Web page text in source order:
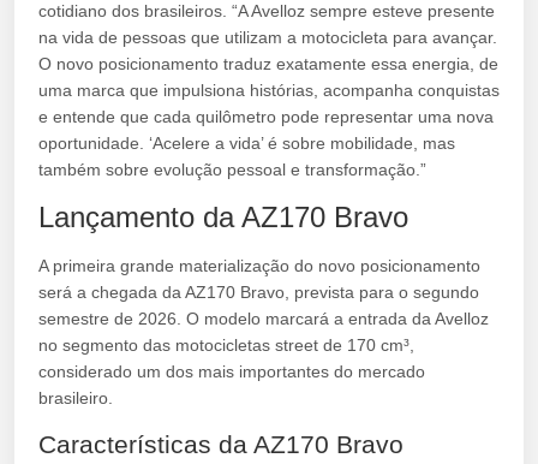
cotidiano dos brasileiros. “A Avelloz sempre esteve presente
na vida de pessoas que utilizam a motocicleta para avançar.
O novo posicionamento traduz exatamente essa energia, de
uma marca que impulsiona histórias, acompanha conquistas
e entende que cada quilômetro pode representar uma nova
oportunidade. ‘Acelere a vida’ é sobre mobilidade, mas
também sobre evolução pessoal e transformação.”
Lançamento da AZ170 Bravo
A primeira grande materialização do novo posicionamento
será a chegada da AZ170 Bravo, prevista para o segundo
semestre de 2026. O modelo marcará a entrada da Avelloz
no segmento das motocicletas street de 170 cm³,
considerado um dos mais importantes do mercado
brasileiro.
Características da AZ170 Bravo